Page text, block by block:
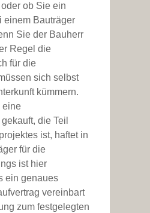
ob Sie ein
einem Bauträger
Sie der Bauherr
Regel die
für die
sich selbst
kümmern.
eine
die Teil
ist, haftet in
für die
ist hier
ein genaues
vereinbart
zum festgelegten